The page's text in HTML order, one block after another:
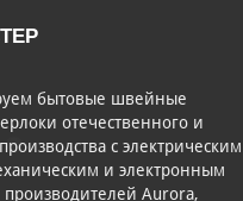
бытовые швейные
отечественного и
с электрическим
и электронным
Aurora,